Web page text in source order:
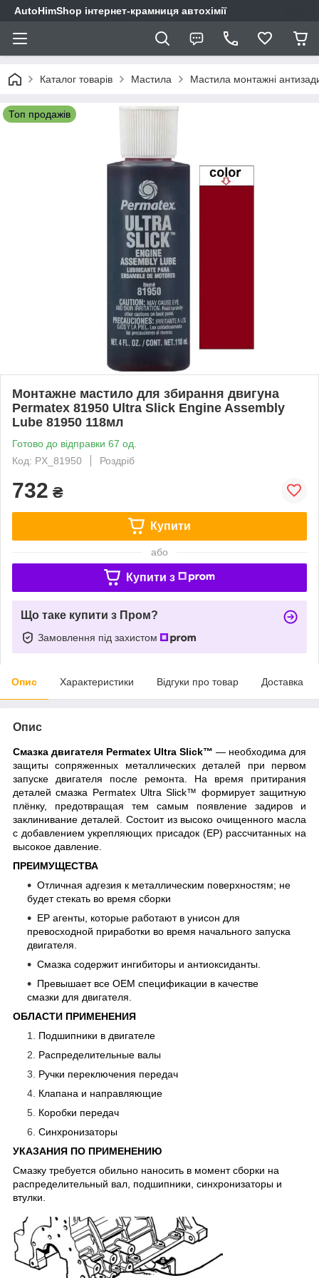
AutoHimShop інтернет-крамниця автохімії
Каталог товарів Мастила Мастила монтажні
Топ продажів
Монтажне мастило для збирання двигуна
Permatex 81950 Ultra Slick Engine Assembly
Lube 81950 118мл
Готово до відправки 67 од.
Код: PX_81950
Роздріб
732 ₴
Купити
або
Купити з
Що таке купити з Пром?
Замовлення під захистом
Опис Характеристики Відгуки про товар Доставка
Опис
Смазка двигателя Permatex Ultra Slick™ — необходима для
защиты сопряженных металлических деталей при первом
запуске двигателя после ремонта. На время притирания
деталей смазка Permatex Ultra Slick™ формирует защитную
плёнку, предотвращая тем самым появление задиров и
заклинивание деталей. Состоит из высоко очищенного масла
с добавлением укрепляющих присадок (ЕР) рассчитанных на
высокое давление.
ПРЕИМУЩЕСТВА
Отличная адгезия к металлическим поверхностям; не
будет стекать во время сборки
EP агенты, которые работают в унисон для
превосходной приработки во время начального запуска
двигателя.
Смазка содержит ингибиторы и антиоксиданты.
Превышает все ОЕМ спецификации в качестве
смазки для двигателя.
ОБЛАСТИ ПРИМЕНЕНИЯ
Подшипники в двигателе
Распределительные валы
Ручки переключения передач
Клапана и направляющие
Коробки передач
Синхронизаторы
УКАЗАНИЯ ПО ПРИМЕНЕНИЮ
Смазку требуется обильно наносить в момент сборки на
распределительный вал, подшипники, синхронизаторы и
втулки.